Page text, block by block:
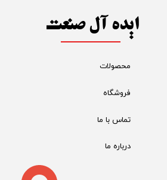
ایده آل صنعت
محصولات
فروشگاه
تماس با ما
درباره ما